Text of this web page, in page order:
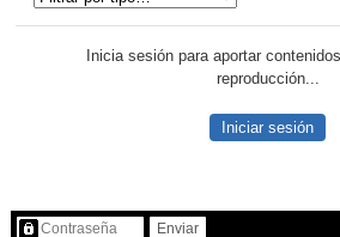
Inicia sesión para aportar
reproducción...
Iniciar sesión
Contenido protegido…